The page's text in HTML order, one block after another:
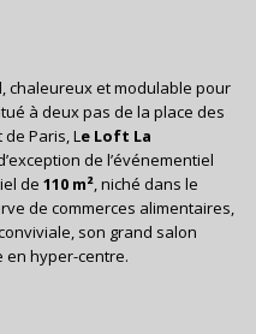
chaleureux et modulable pour
à deux pas de la place des
Paris, L e Loft La
de l’événementiel
de 110 m² , niché dans le
de commerces alimentaires,
son grand salon
en hyper-centre.